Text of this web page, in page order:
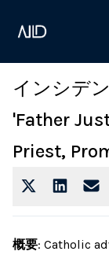
インシデ
'Father
Priest,
概要: Catholic